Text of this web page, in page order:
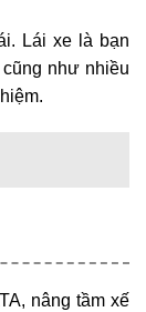
Lái xe là bạn
như nhiều
nâng tầm xế